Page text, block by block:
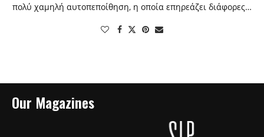
πολύ χαμηλή αυτοπεποίθηση, η οποία επηρεάζει διάφορες…
Our Magazines